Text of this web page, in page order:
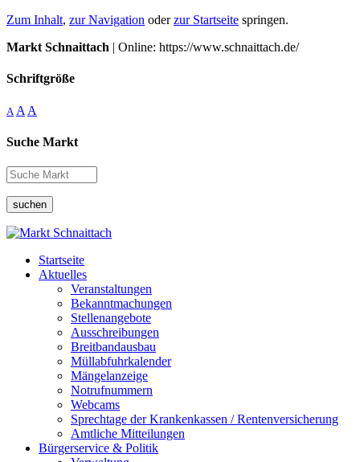
Zum Inhalt, zur Navigation oderzur Startseite springen.
Markt Schnaittach | Online: https://www.schnaittach.de/
Schriftgröße
A A A
Suche Markt
suchen
Startseite
Aktuelles
Veranstaltungen
Bekanntmachungen
Stellenangebote
Ausschreibungen
Breitbandausbau
Müllabfuhrkalender
Mängelanzeige
Notrufnummern
Webcams
Sprechtage der Krankenkassen / Rentenversicherung
Amtliche Mitteilungen
Bürgerservice & Politik